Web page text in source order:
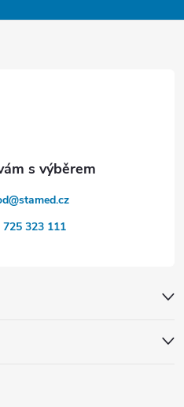
@stamed.cz
725 323 111